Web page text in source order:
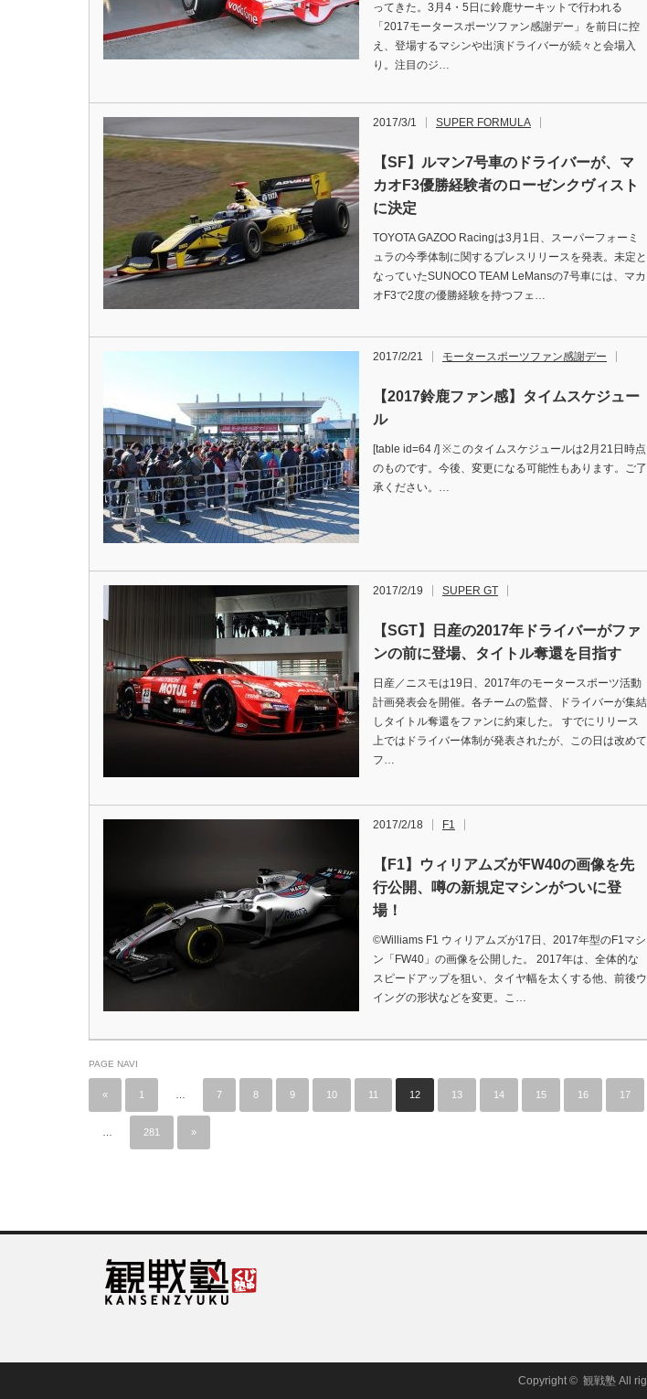
ってきた。3月4・5日に鈴鹿サーキットで行われる
「2017モータースポーツファン感謝デー」を前日に控
え、登場するマシンや出演ドライバーが続々と会場入
り。注目のジ…
2017/3/1 SUPER FORMULA
【SF】ルマン7号車のドライバーが、マ
カオF3優勝経験者のローゼンクヴィスト
に決定
TOYOTA GAZOO Racingは3月1日、スーパーフォーミ
ュラの今季体制に関するプレスリリースを発表。未定と
なっていたSUNOCO TEAM LeMansの7号車には、マカ
オF3で2度の優勝経験を持つフェ…
2017/2/21 モータースポーツファン感謝デー
【2017鈴鹿ファン感】タイムスケジュー
ル
[table id=64 /] ※このタイムスケジュールは2月21日時点
のものです。今後、変更になる可能性もあります。ご了
承ください。…
2017/2/19 SUPER GT
【SGT】日産の2017年ドライバーがファ
ンの前に登場、タイトル奪還を目指す
日産／ニスモは19日、2017年のモータースポーツ活動
計画発表会を開催。各チームの監督、ドライバーが集結
しタイトル奪還をファンに約束した。 すでにリリース
上ではドライバー体制が発表されたが、この日は改めて
フ…
2017/2/18 F1
【F1】ウィリアムズがFW40の画像を先
行公開、噂の新規定マシンがついに登
場！
©︎Williams F1 ウィリアムズが17日、2017年型のF1マシ
ン「FW40」の画像を公開した。 2017年は、全体的な
スピードアップを狙い、タイヤ幅を太くする他、前後ウ
イングの形状などを変更。こ…
PAGE NAVI
« 1 7 8 9 10 11 12 13 14 15 16 17
281 »
Copyright © 観戦塾All